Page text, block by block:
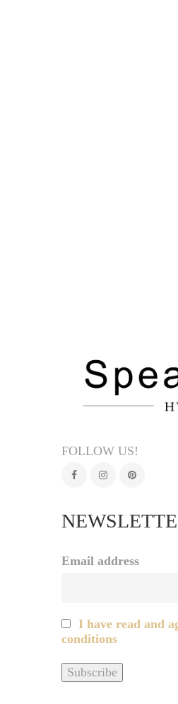
FOLLOW US!
Email address
I have read and
conditions